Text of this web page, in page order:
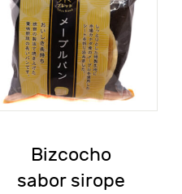
Bizcocho
sabor sirope